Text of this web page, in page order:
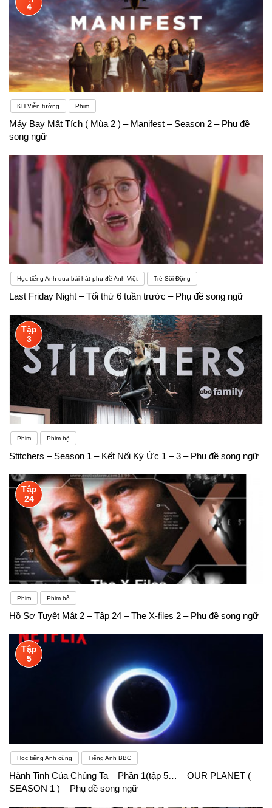
4
KH Viễn tưởng Phim
Máy Bay Mất Tích ( Mùa 2 ) – Manifest – Season 2 – Phụ đề
song ngữ
Học tiếng Anh qua bài hát phụ đề Anh-Việt Trẻ Sôi Động
Last Friday Night – Tối thứ 6 tuần trước – Phụ đề song ngữ
Tập
3
Phim Phim bộ
Stitchers – Season 1 – Kết Nối Ký Ức 1 – 3 – Phụ đề song ngữ
Tập
24
Phim Phim bộ
Hồ Sơ Tuyệt Mật 2 – Tập 24 – The X-files 2 – Phụ đề song ngữ
Tập
5
Học tiếng Anh cùng Tiếng Anh BBC
Hành Tinh Của Chúng Ta – Phần 1(tập 5… – OUR PLANET (
SEASON 1 ) – Phụ đề song ngữ